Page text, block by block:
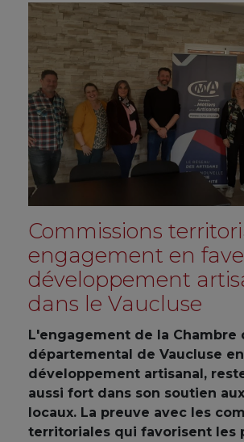
Commissions
engagement en
développement
dans le Vaucluse
L'engagement de la Chambre
départemental de Vaucluse
développement artisanal,
aussi fort dans son soutien
locaux. La preuve avec les
territoriales qui favorisent les